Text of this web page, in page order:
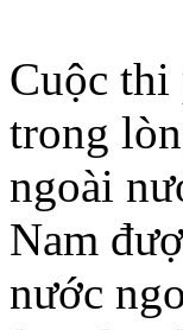
Cuộc thi
trong
ngoài
Nam
nước